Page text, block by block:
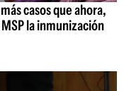
casos que ahora,
la inmunización